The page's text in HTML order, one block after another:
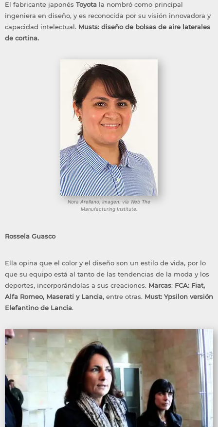
El fabricante japonés Toyota la nombró como principal
ingeniera en diseño, y es reconocida por su visión innovadora y
capacidad intelectual. Musts: diseño de bolsas de aire laterales
de cortina.
Nora Arellano, imagen: vía Web The
Manufacturing Institute.
Rossela Guasco
Ella opina que el color y el diseño son un estilo de vida, por lo
que su equipo está al tanto de las tendencias de la moda y los
deportes, incorporándolas a sus creaciones. Marcas: FCA: Fiat,
Alfa Romeo, Maserati y Lancia, entre otras. Must: Ypsilon versión
Elefantino de Lancia.